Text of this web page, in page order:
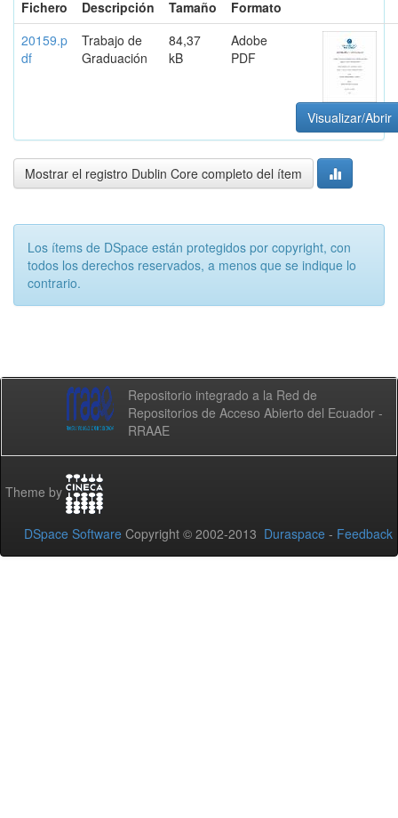
Fichero
Descripción Tamaño
Formato
20159.p
df
Trabajo de
Graduación
84,37
kB
Adobe
PDF
Visualizar/Abrir
Mostrar el registro Dublin Core completo del ítem
Los ítems de DSpace están protegidos por copyright, con
todos los derechos reservados, a menos que se indique lo
contrario.
Repositorio integrado a la Red de
Repositorios de Acceso Abierto del Ecuador -
RRAAE
Theme by
DSpace Software Copyright © 2002-2013 Duraspace - Feedback